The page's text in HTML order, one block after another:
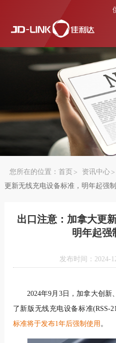
您所在的位置： 首页 资讯中心
更新无线充电设备标准，明年起强制
出口注意：加拿大更
明年起强
发布时间：2024-
2024年9月3日，加拿大创
了新版无线充电设备标准(RSS-
标准将于发布1年后强制使用 。